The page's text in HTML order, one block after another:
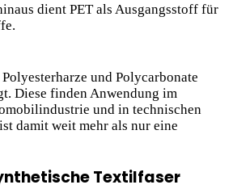
dient PET als Ausgangsstoff für
und Polycarbonate
Diese finden Anwendung im
und in technischen
damit weit mehr als nur eine
Textilfaser